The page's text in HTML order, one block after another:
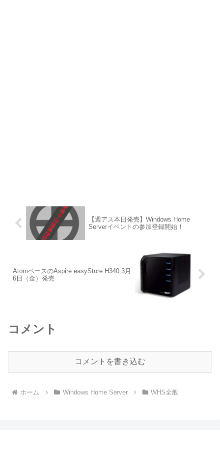
【週アス本日発売】Windows Home
Serverイベントの参加登録開始！
AtomベースのAspire easyStore H340 3月
6日（金）発売
コメント
コメントを書き込む
ホーム Windows Home Server WHS全般